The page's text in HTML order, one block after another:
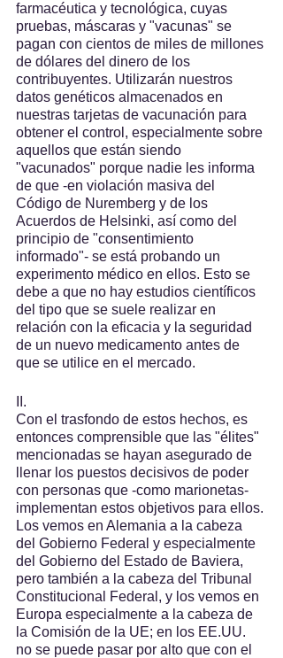
farmacéutica y tecnológica, cuyas
pruebas, máscaras y "vacunas" se
pagan con cientos de miles de millones
de dólares del dinero de los
contribuyentes. Utilizarán nuestros
datos genéticos almacenados en
nuestras tarjetas de vacunación para
obtener el control, especialmente sobre
aquellos que están siendo
"vacunados" porque nadie les informa
de que -en violación masiva del
Código de Nuremberg y de los
Acuerdos de Helsinki, así como del
principio de "consentimiento
informado"- se está probando un
experimento médico en ellos. Esto se
debe a que no hay estudios científicos
del tipo que se suele realizar en
relación con la eficacia y la seguridad
de un nuevo medicamento antes de
que se utilice en el mercado.
II.
Con el trasfondo de estos hechos, es
entonces comprensible que las "élites"
mencionadas se hayan asegurado de
llenar los puestos decisivos de poder
con personas que -como marionetas-
implementan estos objetivos para ellos.
Los vemos en Alemania a la cabeza
del Gobierno Federal y especialmente
del Gobierno del Estado de Baviera,
pero también a la cabeza del Tribunal
Constitucional Federal, y los vemos en
Europa especialmente a la cabeza de
la Comisión de la UE; en los EE.UU.
no se puede pasar por alto que con el